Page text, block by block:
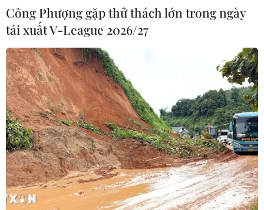
Công Phượng gặp thử thách lớn trong ngày
tái xuất V-League 2026/27